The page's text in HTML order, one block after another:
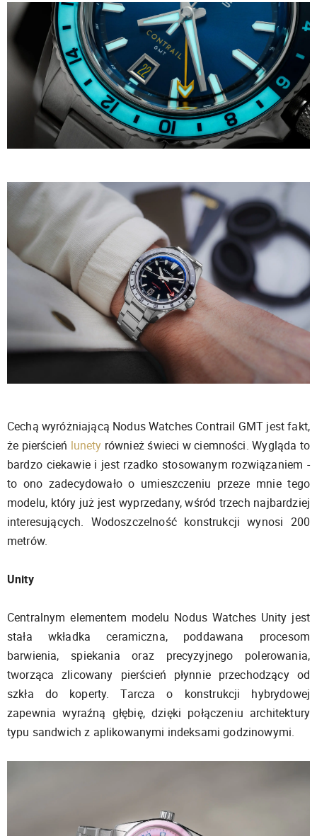
Cechą wyróżniającą Nodus Watches Contrail GMT jest fakt,
że pierścień lunety również świeci w ciemności. Wygląda to
bardzo ciekawie i jest rzadko stosowanym rozwiązaniem -
to ono zadecydowało o umieszczeniu przeze mnie tego
modelu, który już jest wyprzedany, wśród trzech najbardziej
interesujących. Wodoszczelność konstrukcji wynosi 200
metrów.
Unity
Centralnym elementem modelu Nodus Watches Unity jest
stała wkładka ceramiczna, poddawana procesom
barwienia, spiekania oraz precyzyjnego polerowania,
tworząca zlicowany pierścień płynnie przechodzący od
szkła do koperty. Tarcza o konstrukcji hybrydowej
zapewnia wyraźną głębię, dzięki połączeniu architektury
typu sandwich z aplikowanymi indeksami godzinowymi.